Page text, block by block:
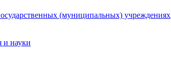
(муниципальных) учреждениях
и науки